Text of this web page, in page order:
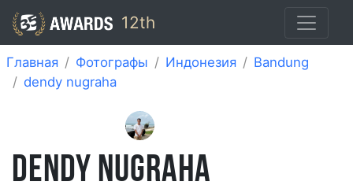
12th
Главная Фотографы Индонезия
Bandung
dendy nugraha
DENDY NUGRAHA